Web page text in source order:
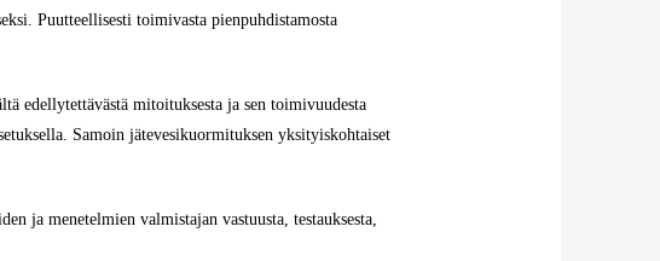
Puutteellisesti toimivasta pienpuhdistamosta
edellytettävästä mitoituksesta ja sen toimivuudesta
Samoin jätevesikuormituksen yksityiskohtaiset
ja menetelmien valmistajan vastuusta, testauksesta,